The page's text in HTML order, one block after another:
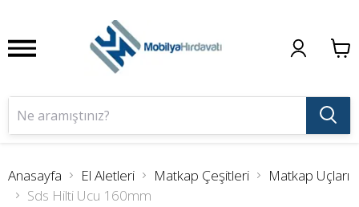
Anasayfa El Aletleri Matkap Çeşitleri
Matkap Uçları
Sds Hilti Ucu 160mm